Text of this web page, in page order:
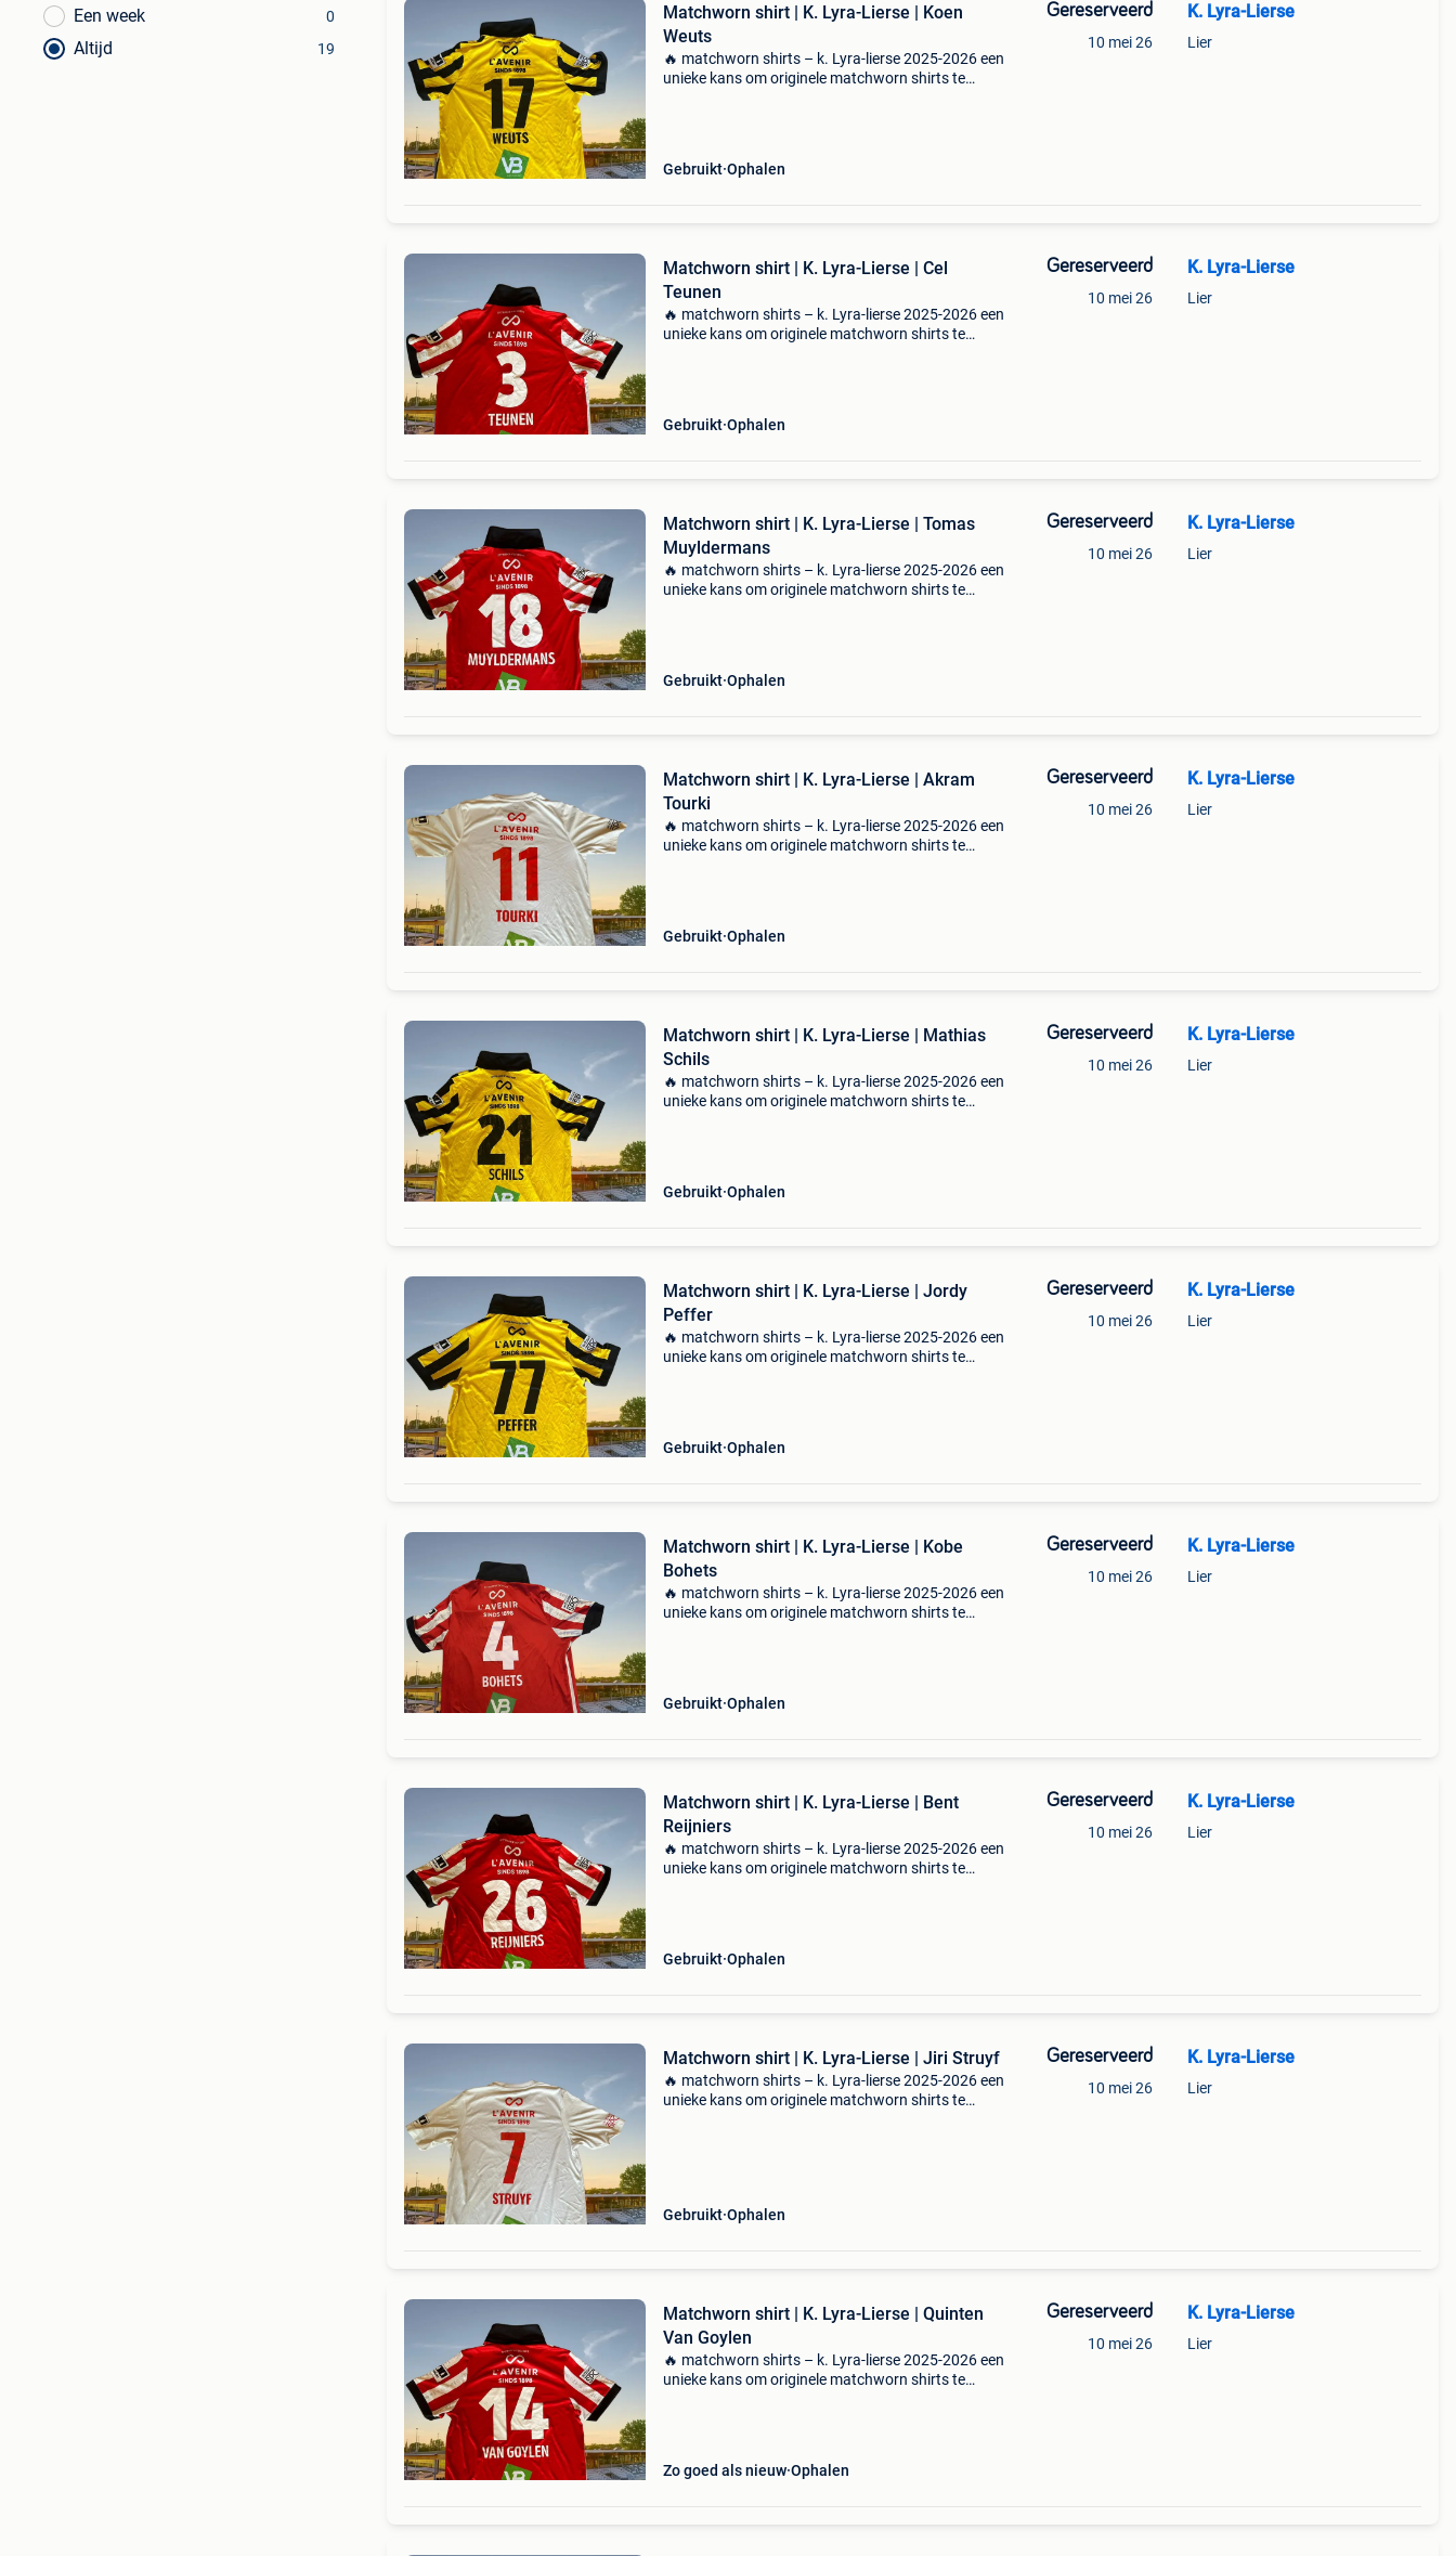
Een week 0
Altijd 19
Matchworn shirt | K. Lyra-Lierse | Koen
Weuts
🔥 matchworn shirts – k. Lyra-lierse 2025-2026 een
unieke kans om originele matchworn shirts te
Gebruikt Ophalen
Gereserveerd
10 mei 26
K. Lyra-Lierse
Lier
Matchworn shirt | K. Lyra-Lierse | Cel
Teunen
🔥 matchworn shirts – k. Lyra-lierse 2025-2026 een
unieke kans om originele matchworn shirts te
Gebruikt Ophalen
Gereserveerd
10 mei 26
K. Lyra-Lierse
Lier
Matchworn shirt | K. Lyra-Lierse | Tomas
Muyldermans
🔥 matchworn shirts – k. Lyra-lierse 2025-2026 een
unieke kans om originele matchworn shirts te
Gebruikt Ophalen
Gereserveerd
10 mei 26
K. Lyra-Lierse
Lier
Matchworn shirt | K. Lyra-Lierse | Akram
Tourki
🔥 matchworn shirts – k. Lyra-lierse 2025-2026 een
unieke kans om originele matchworn shirts te
Gebruikt Ophalen
Gereserveerd
10 mei 26
K. Lyra-Lierse
Lier
Matchworn shirt | K. Lyra-Lierse | Mathias
Schils
🔥 matchworn shirts – k. Lyra-lierse 2025-2026 een
unieke kans om originele matchworn shirts te
Gebruikt Ophalen
Gereserveerd
10 mei 26
K. Lyra-Lierse
Lier
Matchworn shirt | K. Lyra-Lierse | Jordy
Peffer
🔥 matchworn shirts – k. Lyra-lierse 2025-2026 een
unieke kans om originele matchworn shirts te
Gebruikt Ophalen
Gereserveerd
10 mei 26
K. Lyra-Lierse
Lier
Matchworn shirt | K. Lyra-Lierse | Kobe
Bohets
🔥 matchworn shirts – k. Lyra-lierse 2025-2026 een
unieke kans om originele matchworn shirts te
Gebruikt Ophalen
Gereserveerd
10 mei 26
K. Lyra-Lierse
Lier
Matchworn shirt | K. Lyra-Lierse | Bent
Reijniers
🔥 matchworn shirts – k. Lyra-lierse 2025-2026 een
unieke kans om originele matchworn shirts te
Gebruikt Ophalen
Gereserveerd
10 mei 26
K. Lyra-Lierse
Lier
Matchworn shirt | K. Lyra-Lierse | Jiri Struyf
🔥 matchworn shirts – k. Lyra-lierse 2025-2026 een
unieke kans om originele matchworn shirts te
Gebruikt Ophalen
Gereserveerd
10 mei 26
K. Lyra-Lierse
Lier
Matchworn shirt | K. Lyra-Lierse | Quinten
Van Goylen
🔥 matchworn shirts – k. Lyra-lierse 2025-2026 een
unieke kans om originele matchworn shirts te
Zo goed als nieuw Ophalen
Gereserveerd
10 mei 26
K. Lyra-Lierse
Lier